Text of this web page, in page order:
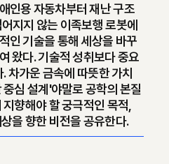
인용 자동차부터 재난 구조
지지 않는 이족보행 로봇에
인 기술을 통해 세상을 바꾸
왔다. 기술적 성취보다 중요
차가운 금속에 따뜻한 가치
심 설계'야말로 공학의 본질
향해야 할 궁극적인 목적,
을 향한 비전을 공유한다.